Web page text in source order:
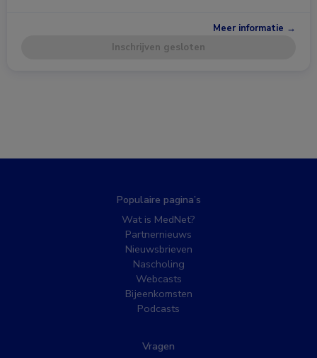
Meer informatie →
Inschrijven gesloten
Populaire pagina’s
Wat is MedNet?
Partnernieuws
Nieuwsbrieven
Nascholing
Webcasts
Bijeenkomsten
Podcasts
Vragen